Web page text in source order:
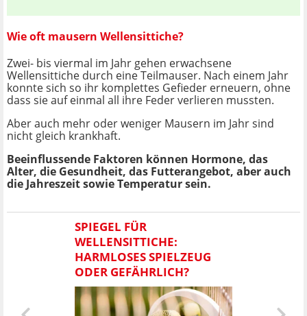
Wie oft mausern Wellensittiche?
Zwei- bis viermal im Jahr gehen erwachsene
Wellensittiche durch eine Teilmauser. Nach einem Jahr
konnte sich so ihr komplettes Gefieder erneuern, ohne
dass sie auf einmal all ihre Feder verlieren mussten.
Aber auch mehr oder weniger Mausern im Jahr sind
nicht gleich krankhaft.
Beeinflussende Faktoren können Hormone, das
Alter, die Gesundheit, das Futterangebot, aber auch
die Jahreszeit sowie Temperatur sein.
SPIEGEL FÜR
WELLENSITTICHE:
HARMLOSES SPIELZEUG
ODER GEFÄHRLICH?